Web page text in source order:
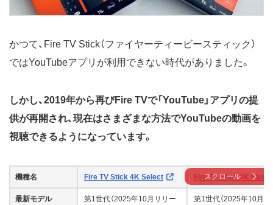
かつて、Fire TV Stick（ファイヤーティービースティック）
ではYouTubeアプリが利用できない時代がありました。
しかし、2019年から再びFire TVで「YouTube」アプリの提
供が再開され、現在はさまざまな方法でYouTubeの動画を
視聴できるようになっています。
機種名 Fire TV Stick 4K Select Fire TV Stick 4K Plus
最新モデル
第1世代（2025年10月リリー
第1世代（2025年10月リ
スクロール